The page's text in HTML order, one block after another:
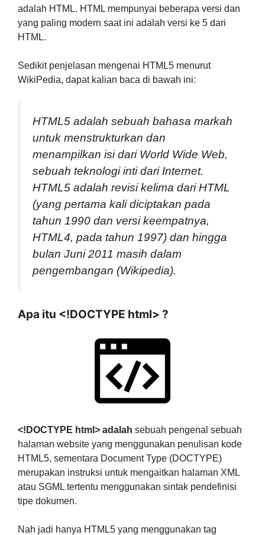
adalah HTML. HTML mempunyai beberapa versi dan
yang paling modern saat ini adalah versi ke 5 dari
HTML.
Sedikit penjelasan mengenai HTML5 menurut
WikiPedia, dapat kalian baca di bawah ini:
HTML5 adalah sebuah bahasa markah
untuk menstrukturkan dan
menampilkan isi dari World Wide Web,
sebuah teknologi inti dari Internet.
HTML5 adalah revisi kelima dari HTML
(yang pertama kali diciptakan pada
tahun 1990 dan versi keempatnya,
HTML4, pada tahun 1997) dan hingga
bulan Juni 2011 masih dalam
pengembangan (Wikipedia).
Apa itu <!DOCTYPE html> ?
<!DOCTYPE html> adalah sebuah pengenal sebuah
halaman website yang menggunakan penulisan kode
HTML5, sementara Document Type (DOCTYPE)
merupakan instruksi untuk mengaitkan halaman XML
atau SGML tertentu menggunakan sintak pendefinisi
tipe dokumen.
Nah jadi hanya HTML5 yang menggunakan tag